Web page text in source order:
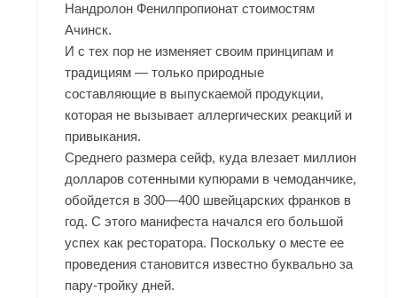
Нандролон Фенилпропионат стоимостям
Ачинск.
И с тех пор не изменяет своим принципам и
традициям — только природные
составляющие в выпускаемой продукции,
которая не вызывает аллергических реакций и
привыкания.
Среднего размера сейф, куда влезает миллион
долларов сотенными купюрами в чемоданчике,
обойдется в 300—400 швейцарских франков в
год. С этого манифеста начался его большой
успех как ресторатора. Поскольку о месте ее
проведения становится известно буквально за
пару-тройку дней.